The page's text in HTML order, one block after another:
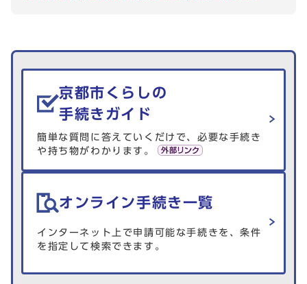
生活情報を探す
京都市くらしの
手続きガイド
簡単な質問に答えていくだけで、必要な手続き
や持ち物がわかります。
オンライン手続き一覧
インターネット上で申請可能な手続きを、条件
を指定して検索できます。